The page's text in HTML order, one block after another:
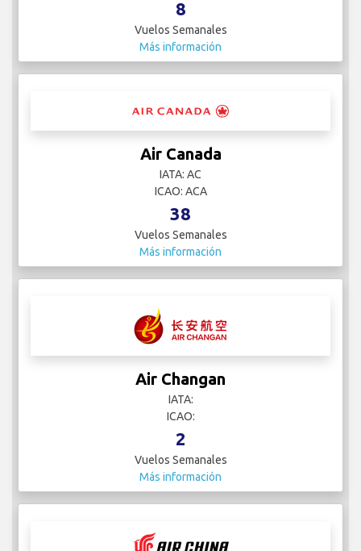
8
Vuelos Semanales
Más información
Air Canada
IATA: AC
ICAO: ACA
38
Vuelos Semanales
Más información
Air Changan
IATA:
ICAO:
2
Vuelos Semanales
Más información